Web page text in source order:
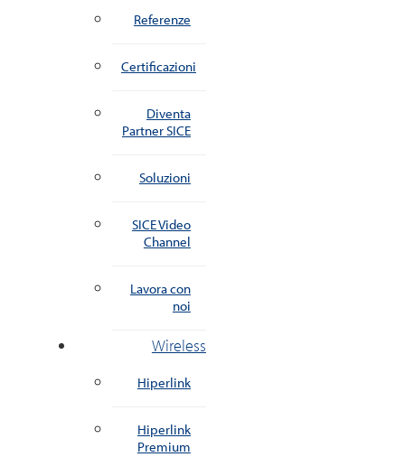
Referenze
Certificazioni
Diventa
Partner SICE
Soluzioni
SICE Video
Channel
Lavora con
noi
Wireless
Hiperlink
Hiperlink
Premium